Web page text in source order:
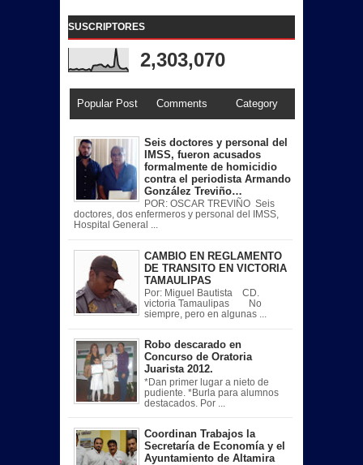
SUSCRIPTORES
2,303,070
Popular Post Comments Category
Seis doctores y personal del
IMSS, fueron acusados
formalmente de homicidio
contra el periodista Armando
González Treviño…
POR: OSCAR TREVIÑO Seis
doctores, dos enfermeros y personal del IMSS,
Hospital General ...
CAMBIO EN REGLAMENTO
DE TRANSITO EN VICTORIA
TAMAULIPAS
Por: Miguel Bautista CD.
victoria Tamaulipas No
siempre, pero en algunas ...
Robo descarado en
Concurso de Oratoria
Juarista 2012.
*Dan primer lugar a nieto de
pudiente. *Burla para alumnos
destacados. Por ...
Coordinan Trabajos la
Secretaría de Economía y el
Ayuntamiento de Altamira